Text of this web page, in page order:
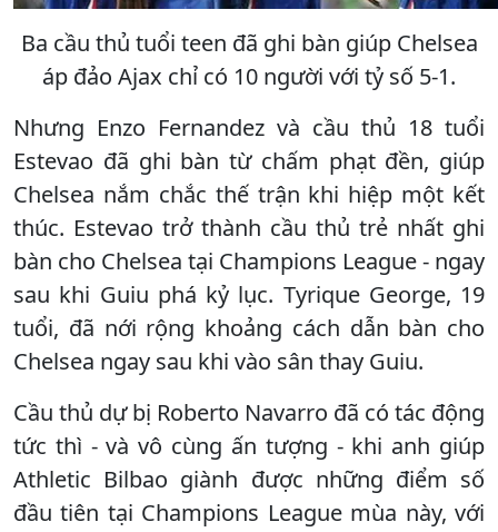
Ba cầu thủ tuổi teen đã ghi bàn giúp Chelsea
áp đảo Ajax chỉ có 10 người với tỷ số 5-1.
Nhưng Enzo Fernandez và cầu thủ 18 tuổi
Estevao đã ghi bàn từ chấm phạt đền, giúp
Chelsea nắm chắc thế trận khi hiệp một kết
thúc. Estevao trở thành cầu thủ trẻ nhất ghi
bàn cho Chelsea tại Champions League - ngay
sau khi Guiu phá kỷ lục. Tyrique George, 19
tuổi, đã nới rộng khoảng cách dẫn bàn cho
Chelsea ngay sau khi vào sân thay Guiu.
Cầu thủ dự bị Roberto Navarro đã có tác động
tức thì - và vô cùng ấn tượng - khi anh giúp
Athletic Bilbao giành được những điểm số
đầu tiên tại Champions League mùa này, với